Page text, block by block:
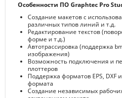
Особенности ПО Graphtec Pro
Создание макетов с
различных типов линий и т.д.
Редактирование текстов
форме и т.д.)
Автотрассировка (поддержка
изображения)
Возможность подключения и
плоттеров
Поддержка форматов EPS, DXF
формата
Создание независимых